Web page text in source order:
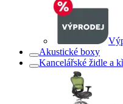
Akustické boxy
Kancelářské židle a